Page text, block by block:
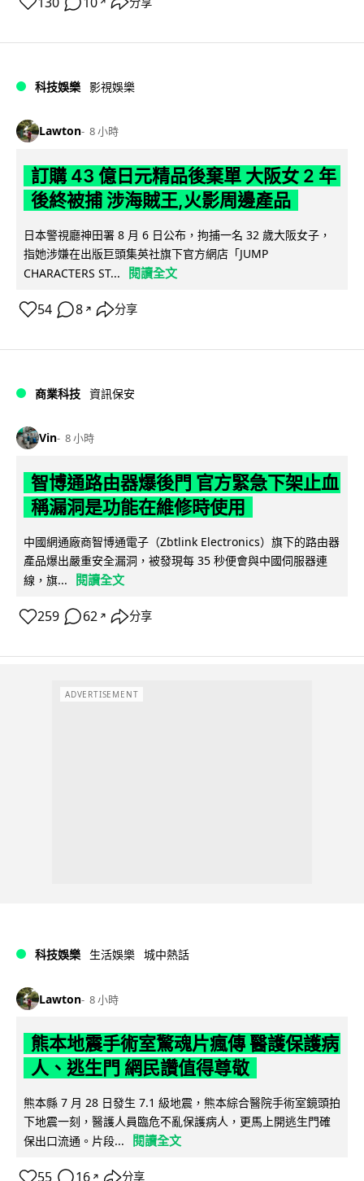
科技娛樂 影視娛樂
Lawton 8 小時
訂購 43 億日元精品後棄單 大阪女 2 年
後終被捕 涉海賊王,火影周邊產品
日本警視廳神田署 8 月 6 日公布，拘捕一名 32 歲大阪女子，
指她涉嫌在出版巨頭集英社旗下官方網店「JUMP
CHARACTERS ST...
閱讀全文
54 8 ↗ 分享
商業科技 資訊保安
Vin 8 小時
智博通路由器爆後門 官方緊急下架止血
稱漏洞是功能在維修時使用
中國網通廠商智博通電子（Zbtlink Electronics）旗下的路由器
產品爆出嚴重安全漏洞，被發現每 35 秒便會與中國伺服器連
線，旗...
閱讀全文
259 62 ↗ 分享
ADVERTISEMENT
科技娛樂 生活娛樂 城中熱話
Lawton 8 小時
熊本地震手術室驚魂片瘋傳 醫護保護病
人、逃生門 網民讚值得尊敬
熊本縣 7 月 28 日發生 7.1 級地震，熊本綜合醫院手術室鏡頭拍
下地震一刻，醫護人員臨危不亂保護病人，更馬上開逃生門確
保出口流通。片段...
閱讀全文
55 16 ↗ 分享